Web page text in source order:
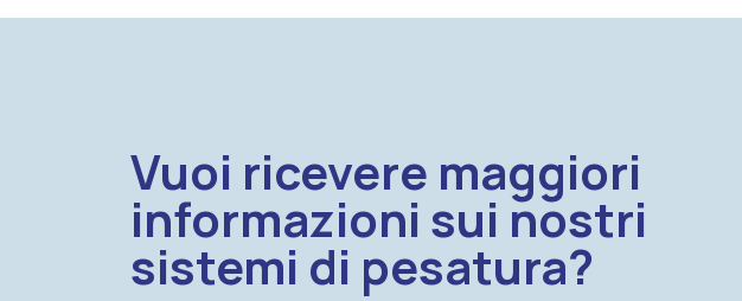
Vuoi ricevere maggiori
informazioni sui nostri
sistemi di pesatura?